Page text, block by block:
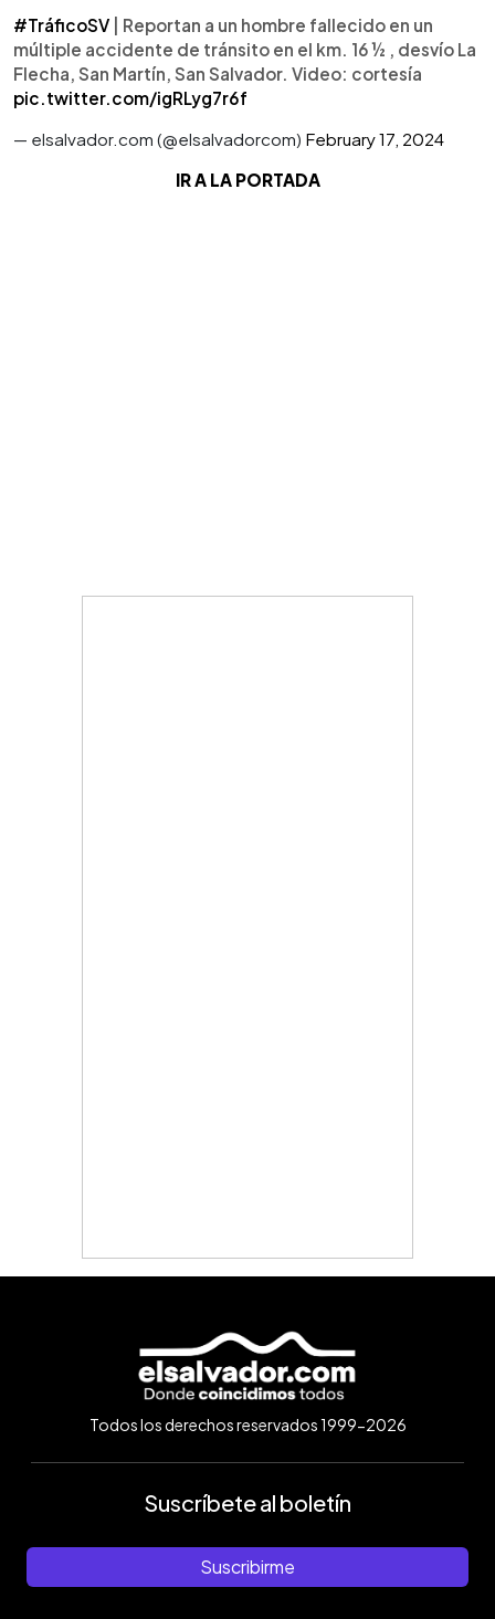
#TráficoSV | Reportan a un hombre fallecido en un
múltiple accidente de tránsito en el km. 16 ½ , desvío La
Flecha, San Martín, San Salvador. Video: cortesía
pic.twitter.com/igRLyg7r6f
— elsalvador.com (@elsalvadorcom) February 17, 2024
IR A LA PORTADA
Todos los derechos reservados 1999-2026
Suscríbete al boletín
Suscribirme